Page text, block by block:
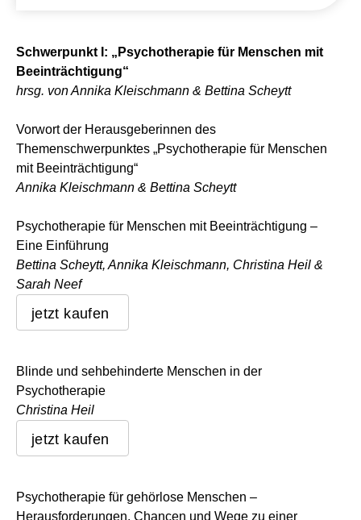
Schwerpunkt I: „Psychotherapie für Menschen mit
Beeinträchtigung“
hrsg. von Annika Kleischmann & Bettina Scheytt
Vorwort der Herausgeberinnen des
Themenschwerpunktes „Psychotherapie für Menschen
mit Beeinträchtigung“
Annika Kleischmann & Bettina Scheytt
Psychotherapie für Menschen mit Beeinträchtigung –
Eine Einführung
Bettina Scheytt, Annika Kleischmann, Christina Heil &
Sarah Neef
jetzt kaufen
Blinde und sehbehinderte Menschen in der
Psychotherapie
Christina Heil
jetzt kaufen
Psychotherapie für gehörlose Menschen –
Herausforderungen, Chancen und Wege zu einer